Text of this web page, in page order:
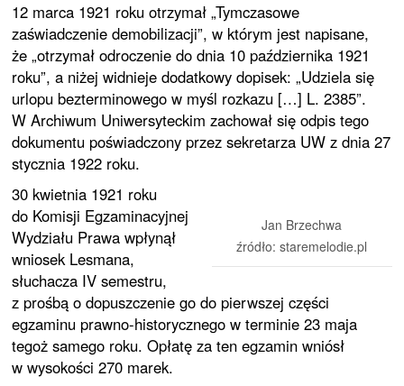
12 marca 1921 roku otrzymał „Tymczasowe
zaświadczenie demobilizacji”, w którym jest napisane,
że „otrzymał odroczenie do dnia 10 października 1921
roku”, a niżej widnieje dodatkowy dopisek: „Udziela się
urlopu bezterminowego w myśl rozkazu […] L. 2385”.
W Archiwum Uniwersyteckim zachował się odpis tego
dokumentu poświadczony przez sekretarza UW z dnia 27
stycznia 1922 roku.
Jan Brzechwa
źródło: staremelodie.pl
30 kwietnia 1921 roku
do Komisji Egzaminacyjnej
Wydziału Prawa wpłynął
wniosek Lesmana,
słuchacza IV semestru,
z prośbą o dopuszczenie go do pierwszej części
egzaminu prawno-historycznego w terminie 23 maja
tegoż samego roku. Opłatę za ten egzamin wniósł
w wysokości 270 marek.